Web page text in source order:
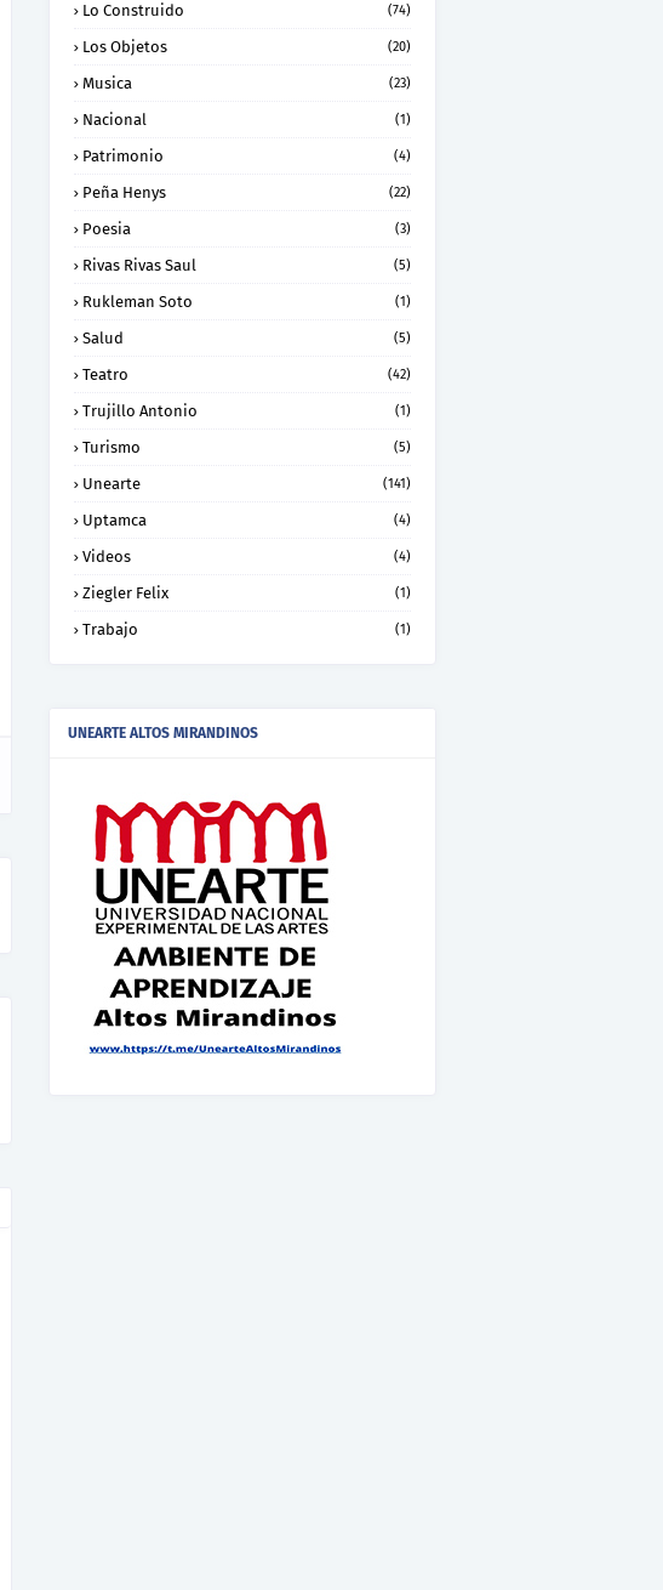
Lo Construido (74)
Los Objetos (20)
Musica (23)
Nacional (1)
Patrimonio (4)
Peña Henys (22)
Poesia (3)
Rivas Rivas Saul (5)
Rukleman Soto (1)
Salud (5)
Teatro (42)
Trujillo Antonio (1)
Turismo (5)
Unearte (141)
Uptamca (4)
Videos (4)
Ziegler Felix (1)
Trabajo (1)
UNEARTE ALTOS MIRANDINOS